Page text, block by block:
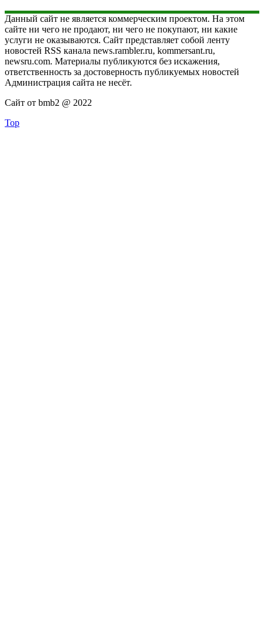
Данный сайт не является коммерческим проектом. На этом
сайте ни чего не продают, ни чего не покупают, ни какие
услуги не оказываются. Сайт представляет собой ленту
новостей RSS канала news.rambler.ru, kommersant.ru,
newsru.com. Материалы публикуются без искажения,
ответственность за достоверность публикуемых новостей
Администрация сайта не несёт.
Сайт от bmb2 @ 2022
Top